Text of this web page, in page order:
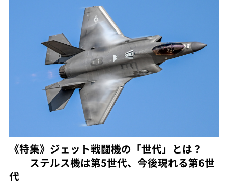
《特集》ジェット戦闘機の「世代」とは？
──ステルス機は第5世代、今後現れる第6世
代